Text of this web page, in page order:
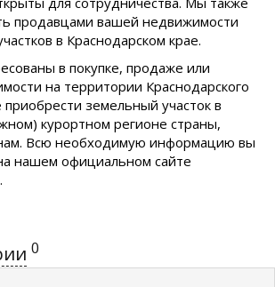
продавцами вашей недвижимости
в Краснодарском крае.
в покупке, продаже или
на территории Краснодарского
приобрести земельный участок в
курортном регионе страны,
Всю необходимую информацию вы
нашем официальном сайте
0